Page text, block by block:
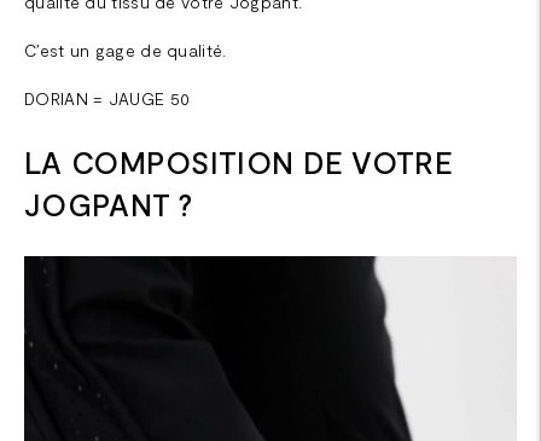
C’est un gage de qualité.
DORIAN = JAUGE 50
LA COMPOSITION DE VOTRE
JOGPANT ?